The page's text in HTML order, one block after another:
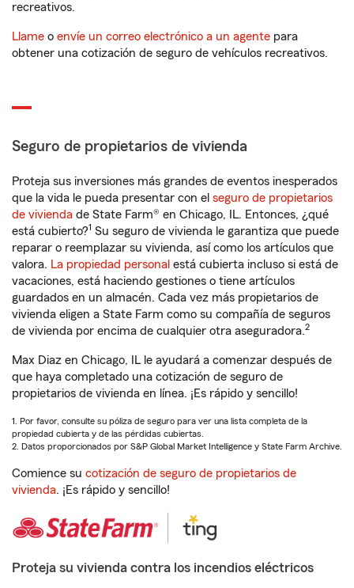
recreativos.
Llame o envíe un correo electrónico a un agente para
obtener una cotización de seguro de vehículos recreativos.
Seguro de propietarios de vivienda
Proteja sus inversiones más grandes de eventos inesperados
que la vida le pueda presentar con el seguro de propietarios
de vivienda de State Farm® en Chicago, IL. Entonces, ¿qué
está cubierto?1 Su seguro de vivienda le garantiza que puede
reparar o reemplazar su vivienda, así como los artículos que
valora. La propiedad personal está cubierta incluso si está de
vacaciones, está haciendo gestiones o tiene artículos
guardados en un almacén. Cada vez más propietarios de
vivienda eligen a State Farm como su compañía de seguros
de vivienda por encima de cualquier otra aseguradora.2
Max Diaz en Chicago, IL le ayudará a comenzar después de
que haya completado una cotización de seguro de
propietarios de vivienda en línea. ¡Es rápido y sencillo!
1. Por favor, consulte su póliza de seguro para ver una lista completa de la
propiedad cubierta y de las pérdidas cubiertas.
2. Datos proporcionados por S&P Global Market Intelligence y State Farm Archive.
Comience su cotización de seguro de propietarios de
vivienda. ¡Es rápido y sencillo!
Proteja su vivienda contra los incendios eléctricos